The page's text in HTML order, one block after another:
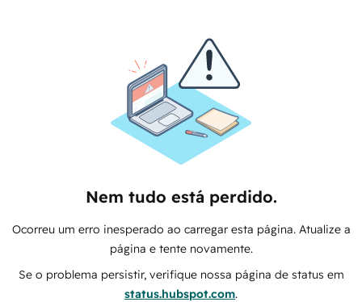
Nem tudo está perdido.
Ocorreu um erro inesperado ao carregar esta página. Atualize a
página e tente novamente.
Se o problema persistir, verifique nossa página de status em
status.hubspot.com.